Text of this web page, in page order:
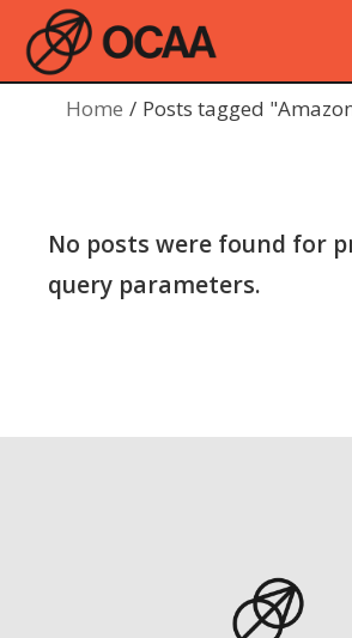
Home Posts tagged
No posts were found for
query parameters.